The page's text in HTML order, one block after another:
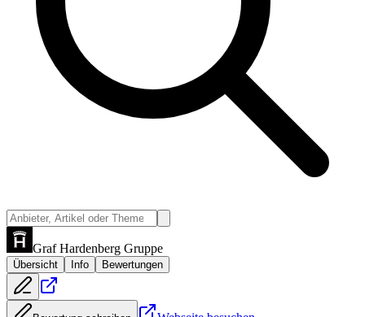
Graf Hardenberg Gruppe
Übersicht Info Bewertungen